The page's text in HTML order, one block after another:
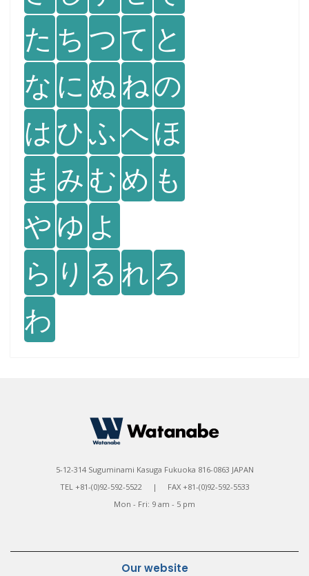
た ち つ て と
な に ぬ ねの
は ひふへほ
ま み むめ も
や ゆ よ
ら り る れ ろ
わ
5-12-314 Suguminami Kasuga Fukuoka 816-0863 JAPAN
TEL +81-(0)92-592-5522 | FAX +81-(0)92-592-5533
Mon - Fri: 9 am - 5 pm
Our website